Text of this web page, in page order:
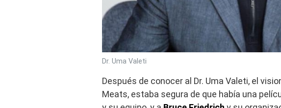
Dr. Uma Valeti
Después de conocer al Dr. Uma Valeti, el
Meats, estaba segura de que había una